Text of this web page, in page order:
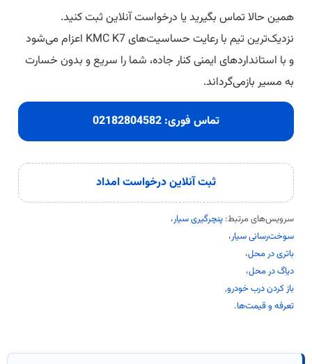
همین حالا تماس بگیرید یا درخواست آنلاین ثبت کنید.
نزدیک‌ترین تیم با رعایت حساسیت‌های KMC K7 اعزام می‌شود
و با استانداردهای ایمنی کنار جاده، شما را سریع و بدون خسارت
به مسیر بازمی‌گرداند.
تماس فوری: 02182804582
ثبت آنلاین درخواست امداد
سرویس‌های مرتبط: پنچرگیری سیار،
سوخت‌رسانی سیار،
باتری در محل،
دیاگ در محل،
باز کردن درب خودرو,
تعرفه و قیمت‌ها.